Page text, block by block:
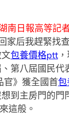
南日報高等記
家后我趕緊找
包養價格ptt，
第八屆國民
官》獲全國首包
到主房門的
這般。